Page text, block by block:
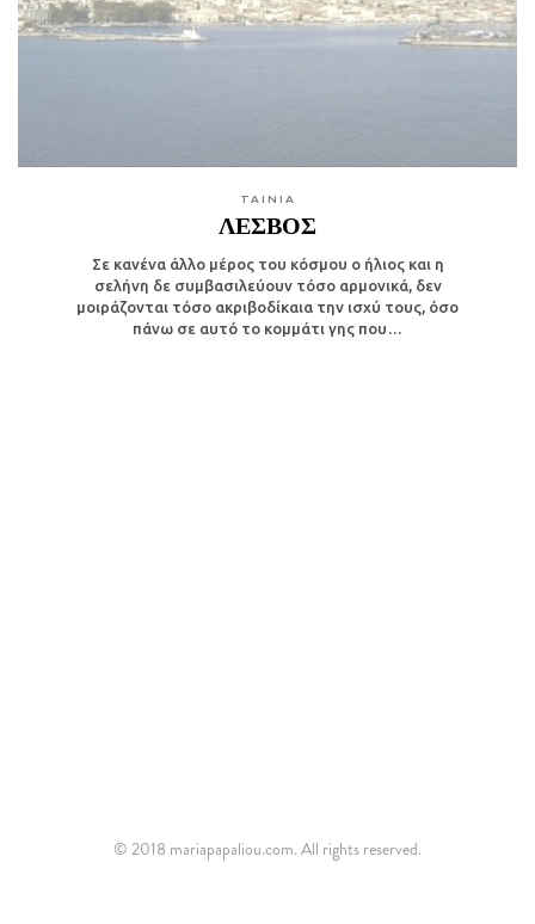
TAINIA
ΛΕΣΒΟΣ
Σε κανένα άλλο μέρος του κόσμου ο ήλιος και η
σελήνη δε συμβασιλεύουν τόσο αρμονικά, δεν
μοιράζονται τόσο ακριβοδίκαια την ισχύ τους, όσο
πάνω σε αυτό το κομμάτι γης που…
© 2018 mariapapaliou.com. All rights reserved.